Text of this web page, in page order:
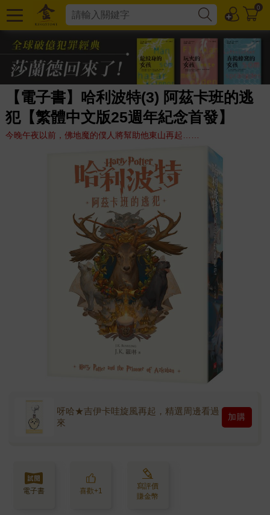
0
【電子書】哈利波特(3) 阿茲卡班的逃
犯【繁體中文版25週年紀念首發】
今晚午夜以前，佛地魔的僕人將幫助他東山再起……
呀哈★吉伊卡哇旋風再起，精選周邊看過
來
加購
電子書 喜歡+1
寫評價
賺金幣